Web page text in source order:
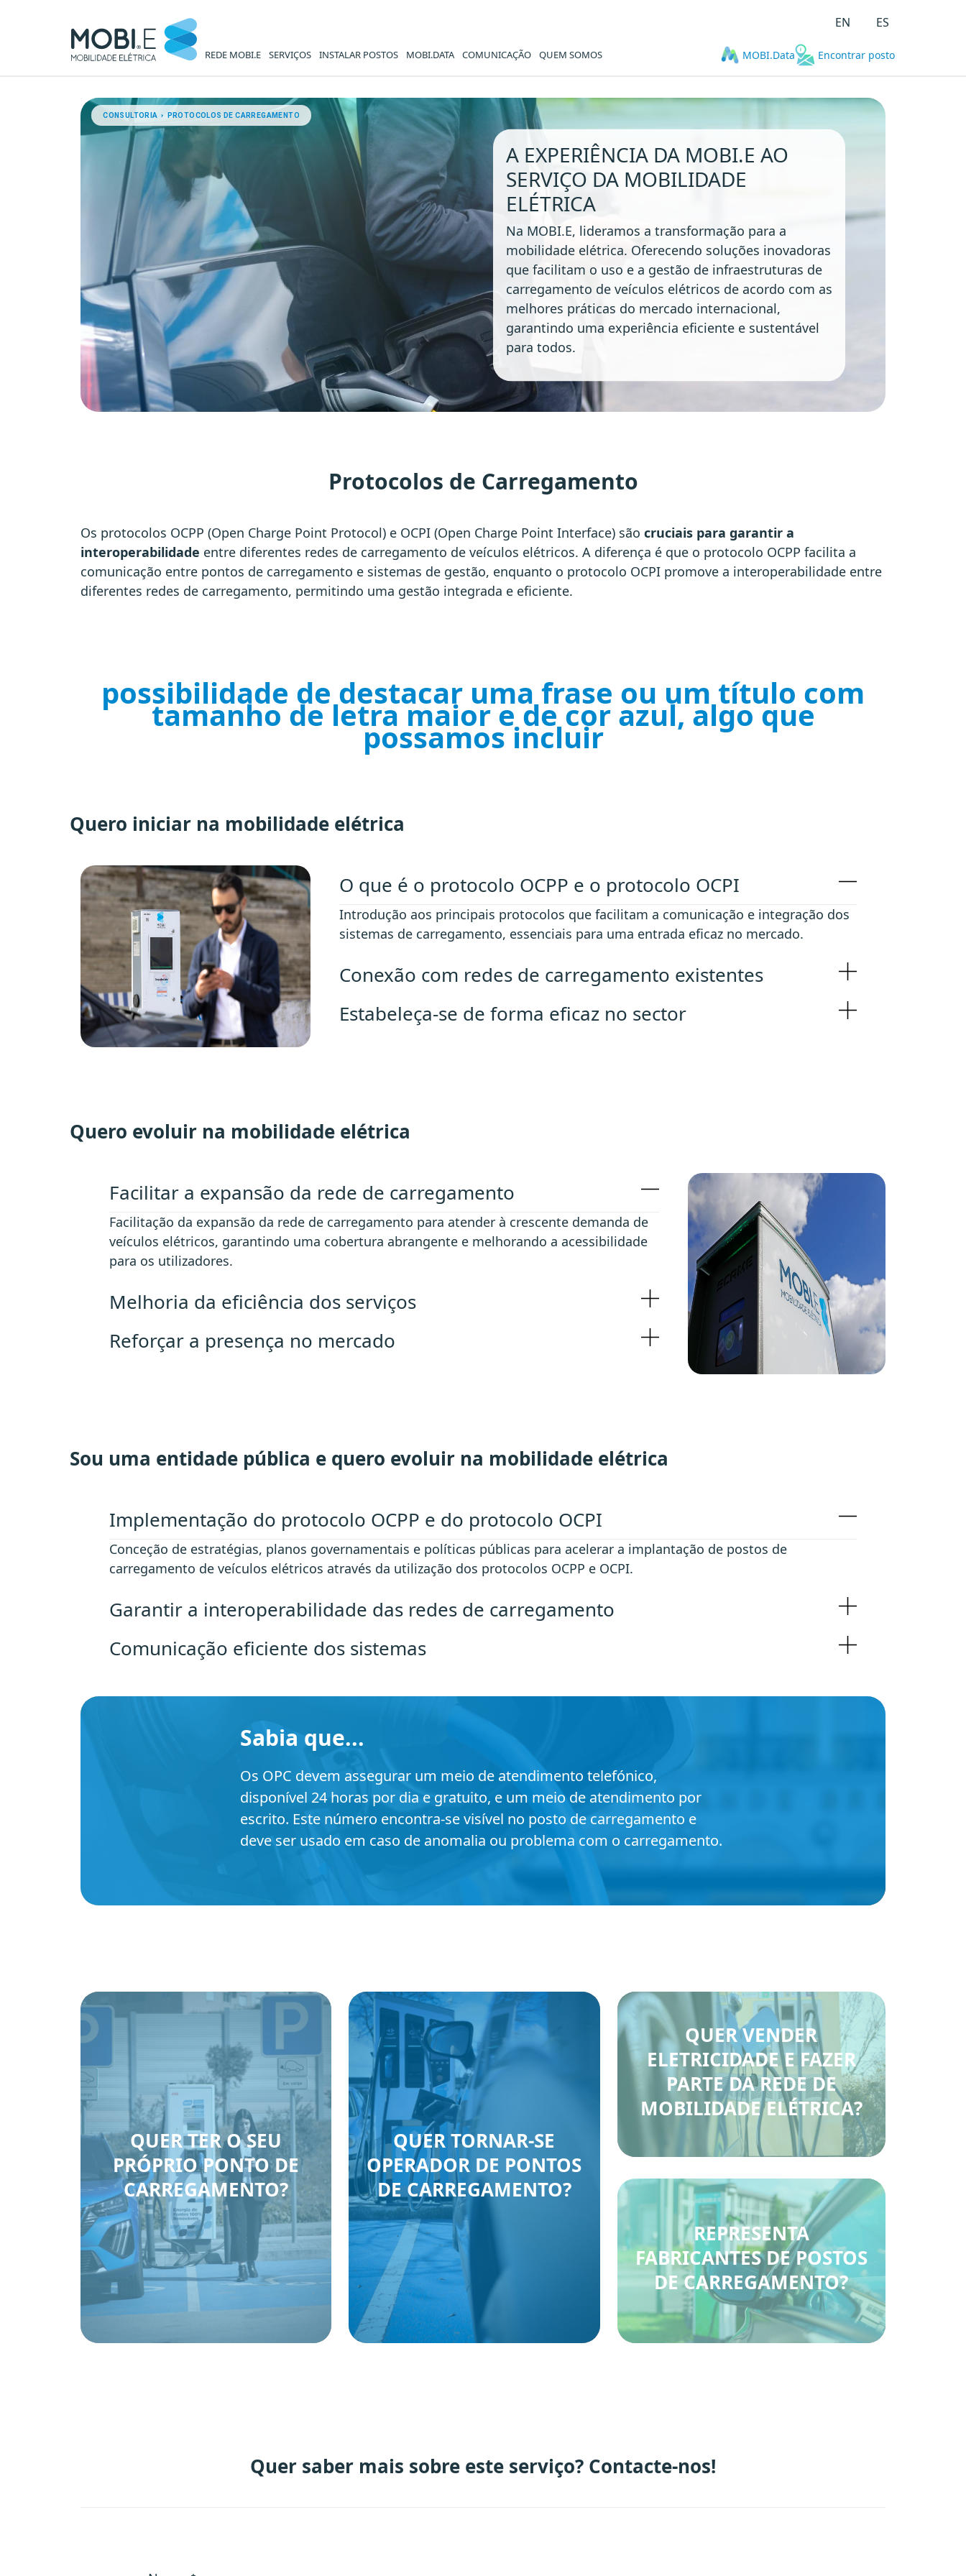
EN ES
REDE MOBI.E SERVIÇOS INSTALAR POSTOS MOBI.DATA COMUNICAÇÃO QUEM SOMOS MOBI.Data Encontrar posto
CONSULTORIA › PROTOCOLOS DE CARREGAMENTO
A EXPERIÊNCIA DA MOBI.E AO
SERVIÇO DA MOBILIDADE
ELÉTRICA
Na MOBI.E, lideramos a transformação para a
mobilidade elétrica. Oferecendo soluções inovadoras
que facilitam o uso e a gestão de infraestruturas de
carregamento de veículos elétricos de acordo com as
melhores práticas do mercado internacional,
garantindo uma experiência eficiente e sustentável
para todos.
Protocolos de Carregamento
Os protocolos OCPP (Open Charge Point Protocol) e OCPI (Open Charge Point Interface) são cruciais para garantir a
interoperabilidade entre diferentes redes de carregamento de veículos elétricos. A diferença é que o protocolo OCPP facilita a
comunicação entre pontos de carregamento e sistemas de gestão, enquanto o protocolo OCPI promove a interoperabilidade entre
diferentes redes de carregamento, permitindo uma gestão integrada e eficiente.
possibilidade de destacar uma frase ou um título com
tamanho de letra maior e de cor azul, algo que
possamos incluir
Quero iniciar na mobilidade elétrica
O que é o protocolo OCPP e o protocolo OCPI
Introdução aos principais protocolos que facilitam a comunicação e integração dos
sistemas de carregamento, essenciais para uma entrada eficaz no mercado.
Conexão com redes de carregamento existentes
Estabeleça-se de forma eficaz no sector
Quero evoluir na mobilidade elétrica
Facilitar a expansão da rede de carregamento
Facilitação da expansão da rede de carregamento para atender à crescente demanda de
veículos elétricos, garantindo uma cobertura abrangente e melhorando a acessibilidade
para os utilizadores.
Melhoria da eficiência dos serviços
Reforçar a presença no mercado
Sou uma entidade pública e quero evoluir na mobilidade elétrica
Implementação do protocolo OCPP e do protocolo OCPI
Conceção de estratégias, planos governamentais e políticas públicas para acelerar a implantação de postos de
carregamento de veículos elétricos através da utilização dos protocolos OCPP e OCPI.
Garantir a interoperabilidade das redes de carregamento
Comunicação eficiente dos sistemas
Sabia que...
Os OPC devem assegurar um meio de atendimento telefónico,
disponível 24 horas por dia e gratuito, e um meio de atendimento por
escrito. Este número encontra-se visível no posto de carregamento e
deve ser usado em caso de anomalia ou problema com o carregamento.
QUER TER O SEU
PRÓPRIO PONTO DE
CARREGAMENTO?
QUER TORNAR-SE
OPERADOR DE PONTOS
DE CARREGAMENTO?
QUER VENDER
ELETRICIDADE E FAZER
PARTE DA REDE DE
MOBILIDADE ELÉTRICA?
REPRESENTA
FABRICANTES DE POSTOS
DE CARREGAMENTO?
Quer saber mais sobre este serviço? Contacte-nos!